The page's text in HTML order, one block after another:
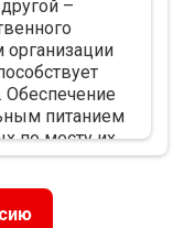
затрат ООО
57
67
–
организации
питанием
по месту их
для